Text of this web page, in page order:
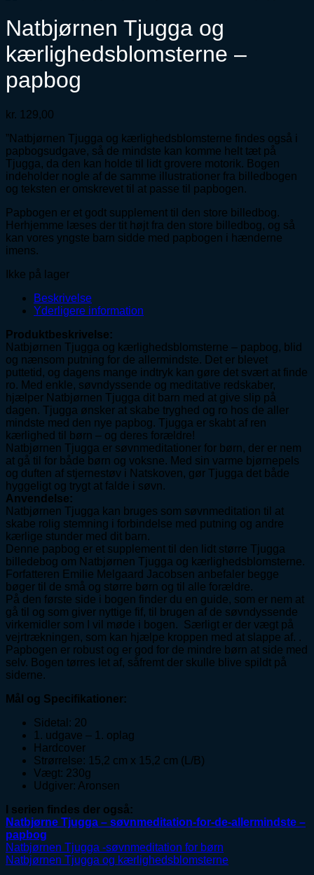
Natbjørnen Tjugga og
kærlighedsblomsterne –
papbog
kr. 129,00
”Natbjørnen Tjugga og kærlighedsblomsterne findes også i
papbogsudgave, så de mindste kan komme helt tæt på
Tjugga, da den kan holde til lidt grovere motorik. Bogen
indeholder nogle af de samme illustrationer fra billedbogen
og teksten er omskrevet til at passe til papbogen.
Papbogen er et godt supplement til den store billedbog.
Herhjemme læses der tit højt fra den store billedbog, og så
kan vores yngste barn sidde med papbogen i hænderne
imens.
Ikke på lager
Beskrivelse
Yderligere information
Produktbeskrivelse:
Natbjørnen Tjugga og kærlighedsblomsterne – papbog, blid
og nænsom putning for de allermindste. Det er blevet
puttetid, og dagens mange indtryk kan gøre det svært at finde
ro. Med enkle, søvndyssende og meditative redskaber,
hjælper Natbjørnen Tjugga dit barn med at give slip på
dagen. Tjugga ønsker at skabe tryghed og ro hos de aller
mindste med den nye papbog. Tjugga er skabt af ren
kærlighed til børn – og deres forældre!
Natbjørnen Tjugga er søvnmeditationer for børn, der er nem
at gå til for både børn og voksne. Med sin varme bjørnepels
og duften af stjernestøv i Natskoven, gør Tjugga det både
hyggeligt og trygt at falde i søvn.
Anvendelse:
Natbjørnen Tjugga kan bruges som søvnmeditation til at
skabe rolig stemning i forbindelse med putning og andre
kærlige stunder med dit barn.
Denne papbog er et supplement til den lidt større Tjugga
billedebog om Natbjørnen Tjugga og kærlighedsblomsterne.
Forfatteren Emilie Melgaard Jacobsen anbefaler begge
bøger til de små og større børn og til alle forældre.
På den første side i bogen finder du en guide, som er nem at
gå til og som giver nyttige fif, til brugen af de søvndyssende
virkemidler som I vil møde i bogen. Særligt er der vægt på
vejrtrækningen, som kan hjælpe kroppen med at slappe af. .
Papbogen er robust og er god for de mindre børn at side med
selv. Bogen tørres let af, såfremt der skulle blive spildt på
siderne.
Mål og Specifikationer:
Sidetal: 20
1. udgave – 1. oplag
Hardcover
Strørrelse: 15,2 cm x 15,2 cm (L/B)
Vægt: 230g
Udgiver: Aronsen
I serien findes der også:
Natbjørne Tjugga – søvnmeditation-for-de-allermindste –
papbog
Natbjørnen Tjugga -søvnmeditation for børn
Natbjørnen Tjugga og kærlighedsblomsterne